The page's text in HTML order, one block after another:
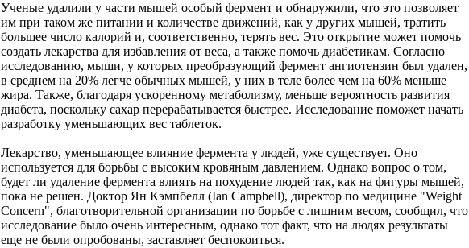
Ученые удалили у части мышей особый фермент и обнаружили, что это позволяет
им при таком же питании и количестве движений, как у других мышей, тратить
большее число калорий и, соответственно, терять вес. Это открытие может помочь
создать лекарства для избавления от веса, а также помочь диабетикам. Согласно
исследованию, мыши, у которых преобразующий фермент ангиотензин был удален,
в среднем на 20% легче обычных мышей, у них в теле более чем на 60% меньше
жира. Также, благодаря ускоренному метаболизму, меньше вероятность развития
диабета, поскольку сахар перерабатывается быстрее. Исследование поможет начать
разработку уменьшающих вес таблеток.
Лекарство, уменьшающее влияние фермента у людей, уже существует. Оно
используется для борьбы с высоким кровяным давлением. Однако вопрос о том,
будет ли удаление фермента влиять на похудение людей так, как на фигуры мышей,
пока не решен. Доктор Ян Кэмпбелл (Ian Campbell), директор по медицине "Weight
Concern", благотворительной организации по борьбе с лишним весом, сообщил, что
исследование было очень интересным, однако тот факт, что на людях результаты
еще не были опробованы, заставляет беспокоиться.